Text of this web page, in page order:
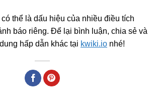
thể là dấu hiệu của nhiều điều tích
báo riêng. Để lại bình luận, chia sẻ và
hấp dẫn khác tại kwiki.io nhé!